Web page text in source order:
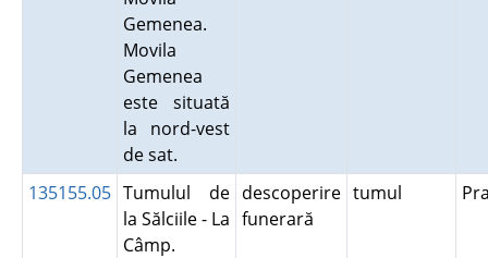
Gemenea.
Movila
Gemenea
este situată
la nord-vest
de sat.
135155.05 Tumulul de
la Sălciile - La
Câmp.
descoperire
funerară
tumul